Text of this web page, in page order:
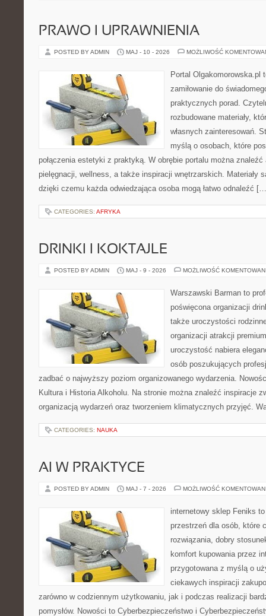
PRAWO I UPRAWNIENIA
POSTED BY ADMIN MAJ - 10 - 2026 MOŻLIWOŚĆ
Portal Olgakomorowska.pl
zamiłowanie do
praktycznych porad.
rozbudowane materiały,
własnych zainteresowań.
myślą o osobach, które
połączenia estetyki z praktyką. W obrębie portalu można
pielęgnacji, wellness, a także inspiracji wnętrzarskich. Materiały
dzięki czemu każda odwiedzająca osoba mogą łatwo odnaleźć
CATEGORIES: AFRYKA
DRINKI I KOKTAJLE
POSTED BY ADMIN MAJ - 9 - 2026 MOŻLIWOŚĆ
Warszawski Barman to
poświęcona organizacji
także uroczystości
organizacji atrakcji
uroczystość nabiera
osób poszukujących
zadbać o najwyższy poziom organizowanego wydarzenia.
Kultura i Historia Alkoholu. Na stronie można znaleźć inspiracje
organizacją wydarzeń oraz tworzeniem klimatycznych przyjęć.
CATEGORIES: NAUKA
AI W PRAKTYCE
POSTED BY ADMIN MAJ - 7 - 2026 MOŻLIWOŚĆ
internetowy sklep Feniks
przestrzeń dla osób, które
rozwiązania, dobry
komfort kupowania przez
przygotowana z myślą o
ciekawych inspiracji
zarówno w codziennym użytkowaniu, jak i podczas realizacji
pomysłów. Nowości to Cyberbezpieczeństwo i